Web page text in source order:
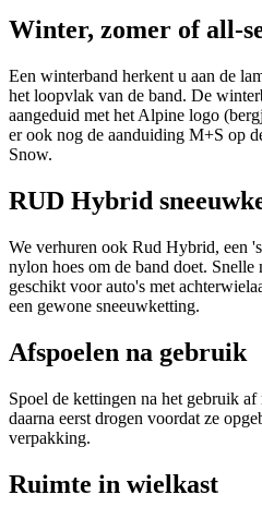
Winter, zomer of all-
Een winterband herkent u aan de
het loopvlak van de band. De
aangeduid met het Alpine logo
er ook nog de aanduiding M+S op
Snow.
RUD Hybrid
We verhuren ook Rud Hybrid, een
nylon hoes om de band doet.
geschikt voor auto's met
een gewone sneeuwketting.
Afspoelen na gebruik
Spoel de kettingen na het gebruik
daarna eerst drogen voordat ze
verpakking.
Ruimte in wielkast